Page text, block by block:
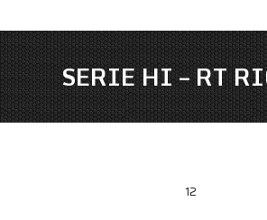
SERIE HI – RT
12